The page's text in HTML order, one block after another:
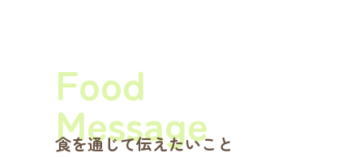
食を通じて伝えたいこと
Food
Message